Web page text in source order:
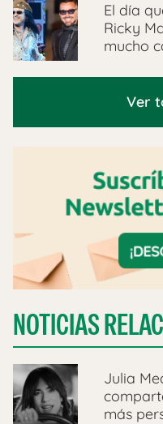
El día
Ricky
mucho
Ver
NOTICIAS
Julia
más